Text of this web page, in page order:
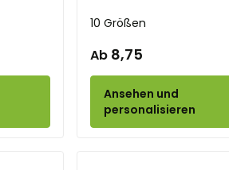
10 Größen
Ab 8,75
Ansehen und
personalisieren